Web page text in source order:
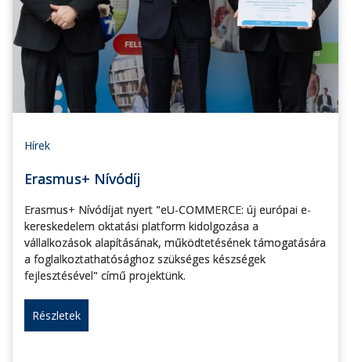
Hírek
Erasmus+ Nívódíj
Erasmus+ Nívódíjat nyert "eU-COMMERCE: új európai e-
kereskedelem oktatási platform kidolgozása a
vállalkozások alapításának, működtetésének támogatására
a foglalkoztathatósághoz szükséges készségek
fejlesztésével" című projektünk.
Részletek